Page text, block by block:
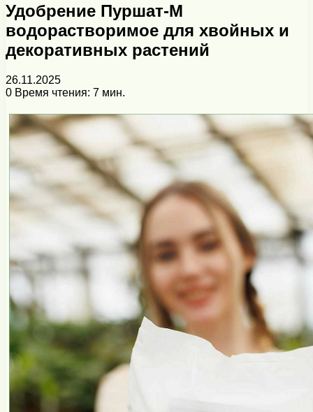
Удобрение Пуршат-М
водорастворимое для хвойных и
декоративных растений
26.11.2025
0 Время чтения: 7 мин.